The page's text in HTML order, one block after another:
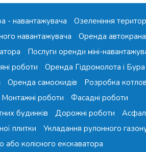
- навантажувача
Озеленіння
навантажувача
Оренда автокрана
Послуги оренди міні-
роботи
Оренда Гідромолота і Бура
Оренда самоскидів
Розробка
Монтажні роботи
Фасадні роботи
будинків
Дорожні роботи
плитки
Укладання рулонного
або колісного екскаватора